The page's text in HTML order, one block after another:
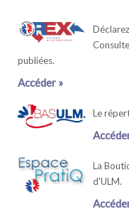
publiées.
Accéder »
Le
La
d'ULM.